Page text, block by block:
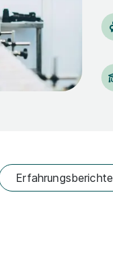
Erfahrungsberichte